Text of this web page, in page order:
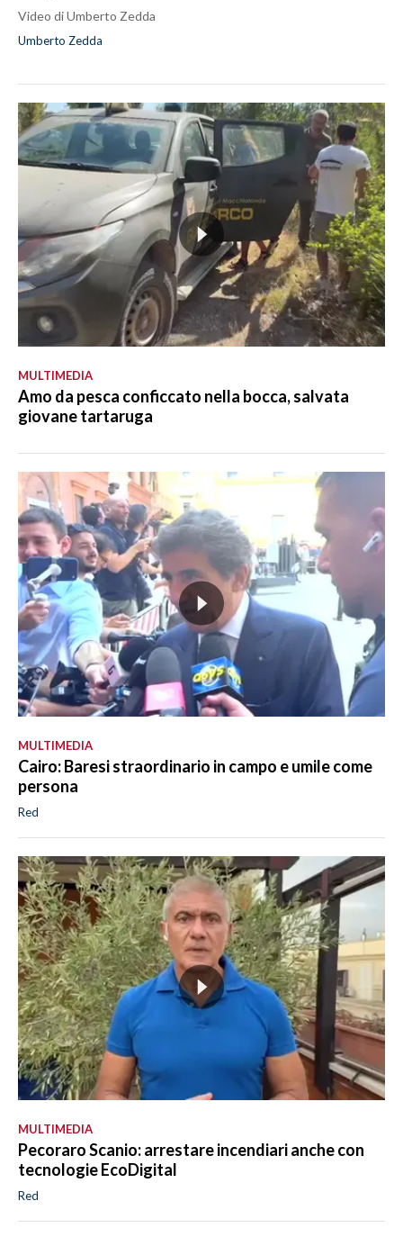
Video di Umberto Zedda
Umberto Zedda
MULTIMEDIA
Amo da pesca conficcato nella bocca, salvata
giovane tartaruga
MULTIMEDIA
Cairo: Baresi straordinario in campo e umile come
persona
Red
MULTIMEDIA
Pecoraro Scanio: arrestare incendiari anche con
tecnologie EcoDigital
Red